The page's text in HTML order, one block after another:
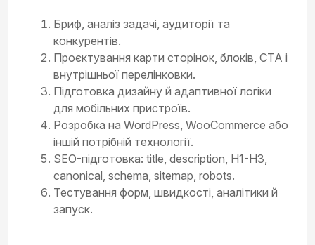
Бриф, аналіз задачі, аудиторії та
конкурентів.
Проєктування карти сторінок, блоків, CTA і
внутрішньої перелінковки.
Підготовка дизайну й адаптивної логіки
для мобільних пристроїв.
Розробка на WordPress, WooCommerce або
іншій потрібній технології.
SEO-підготовка: title, description, H1-H3,
canonical, schema, sitemap, robots.
Тестування форм, швидкості, аналітики й
запуск.